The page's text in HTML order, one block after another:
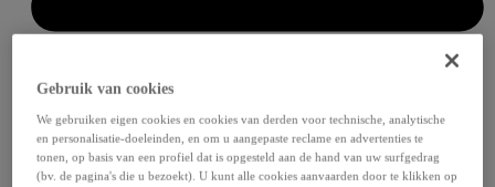
Gebruik van cookies
We gebruiken eigen cookies en cookies van derden voor technische, analytische
en personalisatie-doeleinden, en om u aangepaste reclame en advertenties te
tonen, op basis van een profiel dat is opgesteld aan de hand van uw surfgedrag
(bv. de pagina's die u bezoekt). U kunt alle cookies aanvaarden door te klikken op